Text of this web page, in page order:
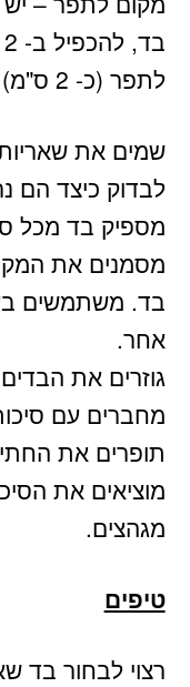
לתפר (כ- 2 ס"מ).
שמים את
לבדוק כיצד הם
מספיק בד מכל
מסמנים את
בד. משתמשים
אחר.
גוזרים את
מחברים עם
תופרים את
מוציאים את
מגהצים.
טיפים
רצוי לבחור בד